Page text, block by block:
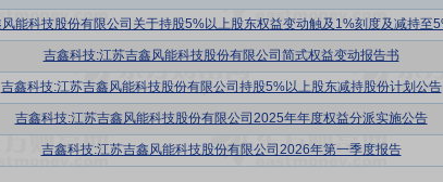
吉鑫科技:江苏吉鑫风能科技股份有限公司简式权益变动报告书
吉鑫科技:江苏吉鑫风能科技股份有限公司持股5%以上股东减持股份计划公告
吉鑫科技:江苏吉鑫风能科技股份有限公司2025年年度权益分派实施公告
吉鑫科技:江苏吉鑫风能科技股份有限公司2026年第一季度报告